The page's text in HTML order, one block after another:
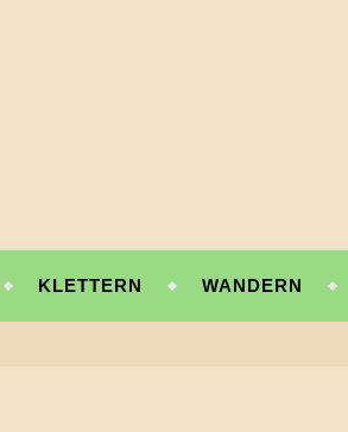
KLETTERN WANDERN